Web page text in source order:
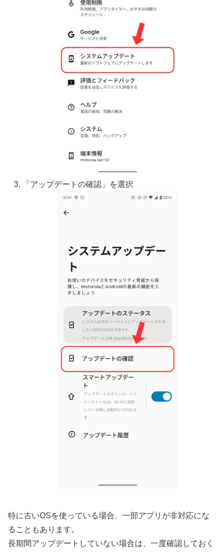
「アップデートの確認」を選択
特に古いOSを使っている場合、一部アプリが非対応にな
ることもあります。
長期間アップデートしていない場合は、一度確認しておく